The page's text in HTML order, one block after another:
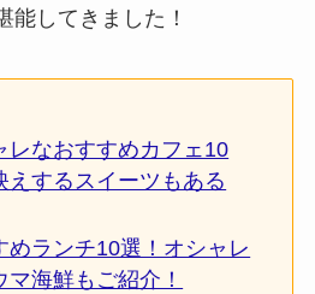
能してきました！
レなおすすめカフェ10
えするスイーツもある
めランチ10選！オシャレ
海鮮もご紹介！